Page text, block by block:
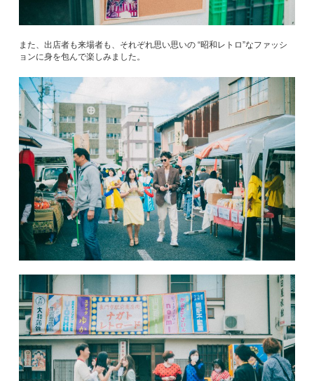
また、出店者も来場者も、それぞれ思い思いの “昭和レトロ”なファッシ
ョンに身を包んで楽しみました。